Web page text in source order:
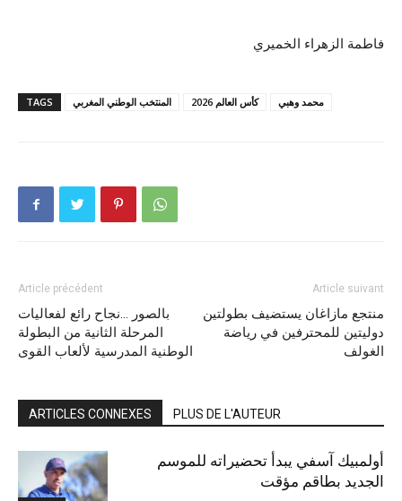
فاطمة الزهراء الخميري
TAGS المنتخب الوطني المغربي كأس العالم 2026 محمد وهبي
Article précédent
بالصور …نجاح رائع لفعاليات
المرحلة الثانية من البطولة
الوطنية المدرسية لألعاب القوى
Article suivant
منتجع مازاغان يستضيف بطولتين
دوليتين للمحترفين في رياضة
الغولف
ARTICLES CONNEXES PLUS DE L'AUTEUR
أولمبيك آسفي يبدأ تحضيراته للموسم
الجديد بطاقم مؤقت